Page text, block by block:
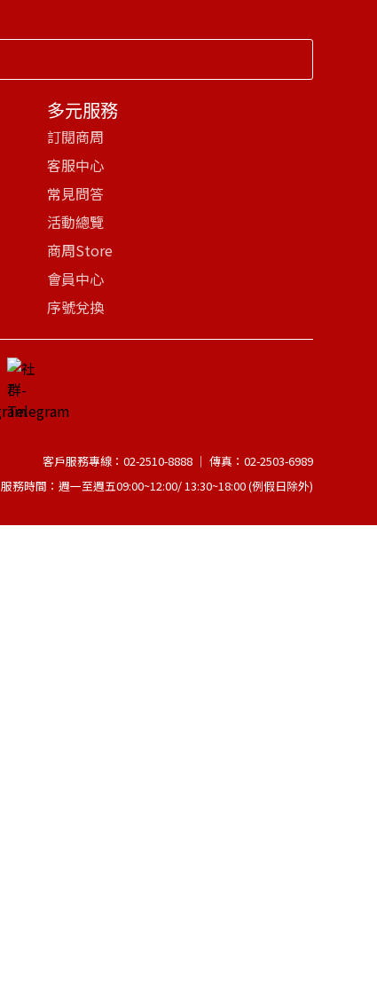
多元服務
訂閱商周
客服中心
常見問答
活動總覽
商周Store
會員中心
序號兌換
客戶服務專線：02-2510-8888 │ 傳真：02-2503-6989
服務時間：週一至週五09:00~12:00/ 13:30~18:00 (例假日除外)